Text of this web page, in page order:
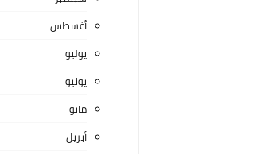
أغسطس
يوليو
يونيو
مايو
أبريل